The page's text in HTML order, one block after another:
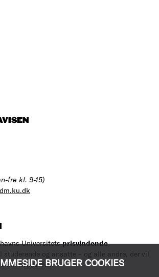
BRUGER COOKIES
fre kl. 9-15)
Universitetsprisvindende,
studerende og ansatte – og alle andre, der vil
om avisen her.